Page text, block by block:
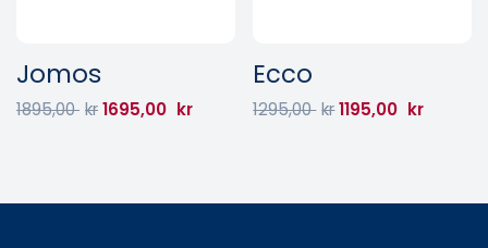
Jomos
1895,00 kr1695,00 kr
Ecco
1295,00 kr1195,00 kr